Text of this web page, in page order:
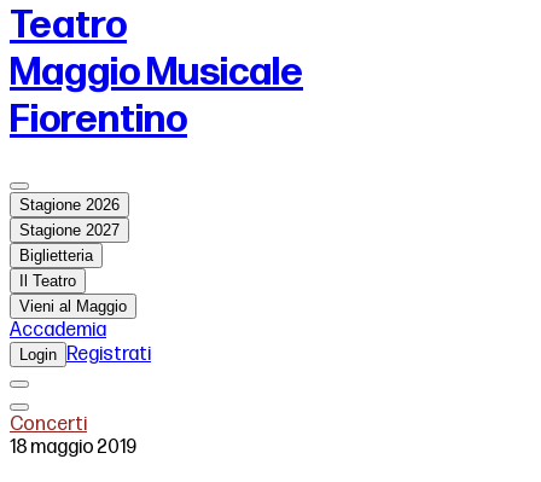
Teatro
Maggio Musicale
Fiorentino
Stagione 2026
Stagione 2027
Biglietteria
Il Teatro
Vieni al Maggio
Accademia
Login Registrati
Concerti
18 maggio 2019